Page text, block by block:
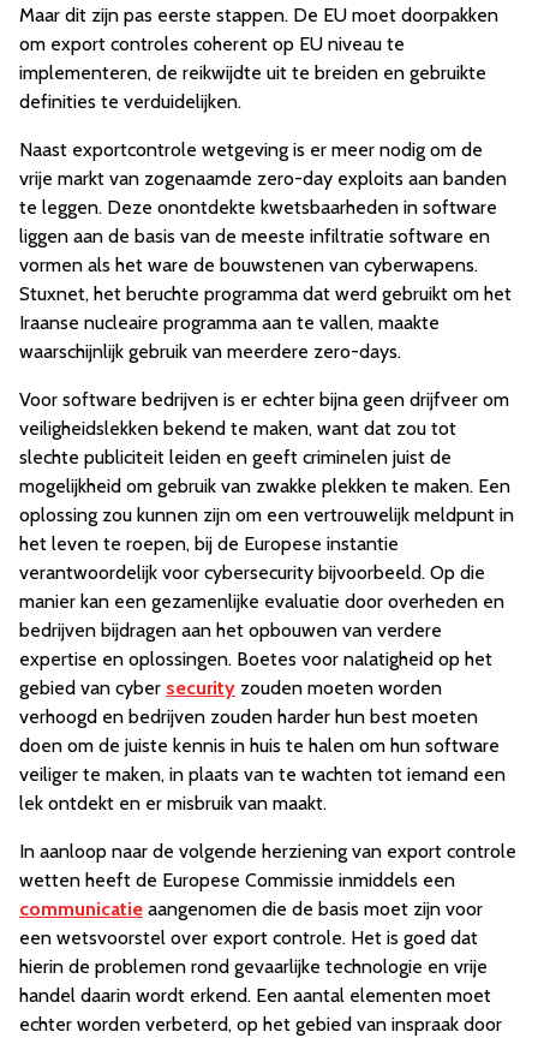
Maar dit zijn pas eerste stappen. De EU moet doorpakken
om export controles coherent op EU niveau te
implementeren, de reikwijdte uit te breiden en gebruikte
definities te verduidelijken.
Naast exportcontrole wetgeving is er meer nodig om de
vrije markt van zogenaamde zero-day exploits aan banden
te leggen. Deze onontdekte kwetsbaarheden in software
liggen aan de basis van de meeste infiltratie software en
vormen als het ware de bouwstenen van cyberwapens.
Stuxnet, het beruchte programma dat werd gebruikt om het
Iraanse nucleaire programma aan te vallen, maakte
waarschijnlijk gebruik van meerdere zero-days.
Voor software bedrijven is er echter bijna geen drijfveer om
veiligheidslekken bekend te maken, want dat zou tot
slechte publiciteit leiden en geeft criminelen juist de
mogelijkheid om gebruik van zwakke plekken te maken. Een
oplossing zou kunnen zijn om een vertrouwelijk meldpunt in
het leven te roepen, bij de Europese instantie
verantwoordelijk voor cybersecurity bijvoorbeeld. Op die
manier kan een gezamenlijke evaluatie door overheden en
bedrijven bijdragen aan het opbouwen van verdere
expertise en oplossingen. Boetes voor nalatigheid op het
gebied van cyber security zouden moeten worden
verhoogd en bedrijven zouden harder hun best moeten
doen om de juiste kennis in huis te halen om hun software
veiliger te maken, in plaats van te wachten tot iemand een
lek ontdekt en er misbruik van maakt.
In aanloop naar de volgende herziening van export controle
wetten heeft de Europese Commissie inmiddels een
communicatie aangenomen die de basis moet zijn voor
een wetsvoorstel over export controle. Het is goed dat
hierin de problemen rond gevaarlijke technologie en vrije
handel daarin wordt erkend. Een aantal elementen moet
echter worden verbeterd, op het gebied van inspraak door